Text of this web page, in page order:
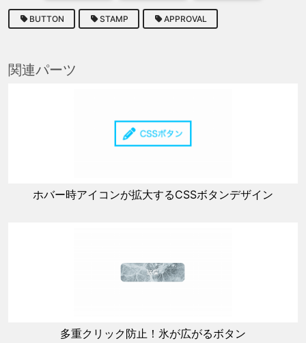
BUTTON STAMP APPROVAL
関連パーツ
ホバー時アイコンが拡大するCSSボタンデザイン
多重クリック防止！氷が広がるボタン